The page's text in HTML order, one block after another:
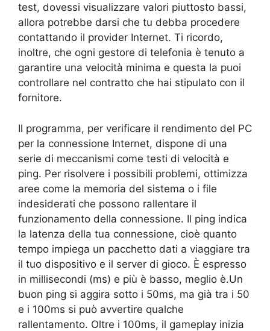
test, dovessi visualizzare valori piuttosto bassi,
allora potrebbe darsi che tu debba procedere
contattando il provider Internet. Ti ricordo,
inoltre, che ogni gestore di telefonia è tenuto a
garantire una velocità minima e questa la puoi
controllare nel contratto che hai stipulato con il
fornitore.
Il programma, per verificare il rendimento del PC
per la connessione Internet, dispone di una
serie di meccanismi come testi di velocità e
ping. Per risolvere i possibili problemi, ottimizza
aree come la memoria del sistema o i file
indesiderati che possono rallentare il
funzionamento della connessione. Il ping indica
la latenza della tua connessione, cioè quanto
tempo impiega un pacchetto dati a viaggiare tra
il tuo dispositivo e il server di gioco. È espresso
in millisecondi (ms) e più è basso, meglio è.Un
buon ping si aggira sotto i 50ms, ma già tra i 50
e i 100ms si può avvertire qualche
rallentamento. Oltre i 100ms, il gameplay inizia